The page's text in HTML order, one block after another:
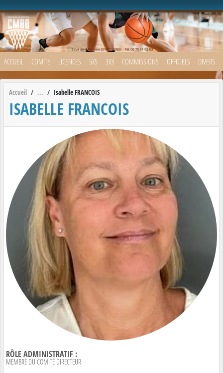
ACCUEIL COMITE LICENCES 5X5 3X3 COMMISSIONS OFFICIELS DIVERS
Accueil Isabelle FRANCOIS
ISABELLE FRANCOIS
RÔLE ADMINISTRATIF :
MEMBRE DU COMITÉ DIRECTEUR